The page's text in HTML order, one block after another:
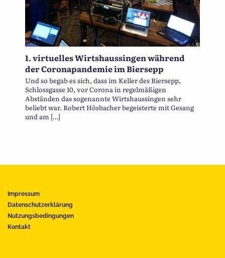
1. virtuelles Wirtshaussingen während
der Coronapandemie im Biersepp
Und so begab es sich, dass im Keller des Biersepp,
Schlossgasse 10, vor Corona in regelmäßigen
Abständen das sogenannte Wirtshaussingen sehr
beliebt war. Robert Hösbacher begeisterte mit Gesang
und am […]
Impressum
Datenschutzerklärung
Nutzungsbedingungen
Kontakt